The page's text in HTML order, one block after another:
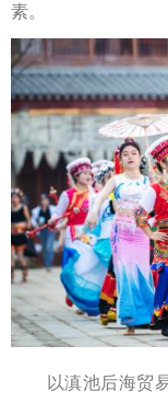
素。
以滇池后海贸易